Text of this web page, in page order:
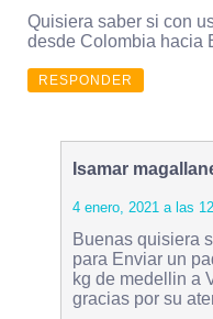
Quisiera saber si con
desde Colombia hacia
RESPONDER
Isamar
4 enero, 2021 a las
Buenas quisiera
para Enviar un
kg de medellin a
gracias por su